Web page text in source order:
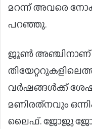
മറന്ന് അവരെ
പറഞ്ഞു.
ജൂണ്‍
വര്‍ഷങ്ങള്‍ക്ക്
മണിരത്‌നവും
ലൈഫ്. ജോജു